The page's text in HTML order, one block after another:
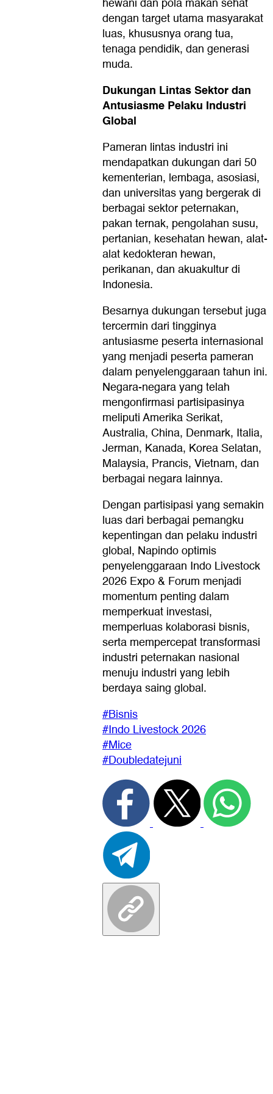
dengan target utama masyarakat
luas, khususnya orang tua,
tenaga pendidik, dan generasi
muda.
Dukungan Lintas Sektor dan
Antusiasme Pelaku Industri
Global
Pameran lintas industri ini
mendapatkan dukungan dari 50
kementerian, lembaga, asosiasi,
dan universitas yang bergerak di
berbagai sektor peternakan,
pakan ternak, pengolahan susu,
pertanian, kesehatan hewan, alat-
alat kedokteran hewan,
perikanan, dan akuakultur di
Indonesia.
Besarnya dukungan tersebut juga
tercermin dari tingginya
antusiasme peserta internasional
yang menjadi peserta pameran
dalam penyelenggaraan tahun ini.
Negara-negara yang telah
mengonfirmasi partisipasinya
meliputi Amerika Serikat,
Australia, China, Denmark, Italia,
Jerman, Kanada, Korea Selatan,
Malaysia, Prancis, Vietnam, dan
berbagai negara lainnya.
Dengan partisipasi yang semakin
luas dari berbagai pemangku
kepentingan dan pelaku industri
global, Napindo optimis
penyelenggaraan Indo Livestock
2026 Expo & Forum menjadi
momentum penting dalam
memperkuat investasi,
memperluas kolaborasi bisnis,
serta mempercepat transformasi
industri peternakan nasional
menuju industri yang lebih
berdaya saing global.
#Bisnis
#Indo Livestock 2026
#Mice
#Doubledatejuni